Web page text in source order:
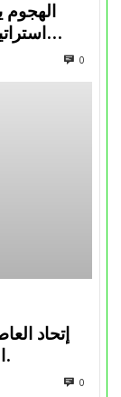
0
إتحاد
الكونفيدرالية الإفريقية الموسم القادم.
0